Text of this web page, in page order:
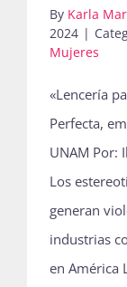
By Karla
2024 |
Mujeres
«Lencería
Perfecta,
UNAM Por:
Los
generan
industrias
en América